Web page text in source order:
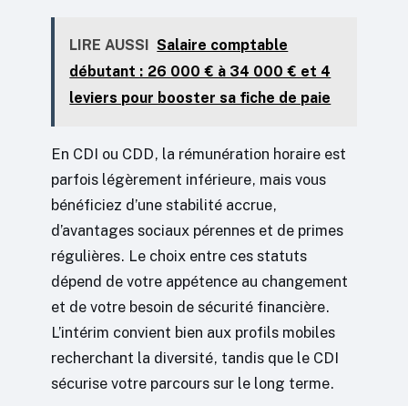
LIRE AUSSI
Salaire comptable
débutant : 26 000 € à 34 000 € et 4
leviers pour booster sa fiche de paie
En CDI ou CDD, la rémunération horaire est
parfois légèrement inférieure, mais vous
bénéficiez d’une stabilité accrue,
d’avantages sociaux pérennes et de primes
régulières. Le choix entre ces statuts
dépend de votre appétence au changement
et de votre besoin de sécurité financière.
L’intérim convient bien aux profils mobiles
recherchant la diversité, tandis que le CDI
sécurise votre parcours sur le long terme.